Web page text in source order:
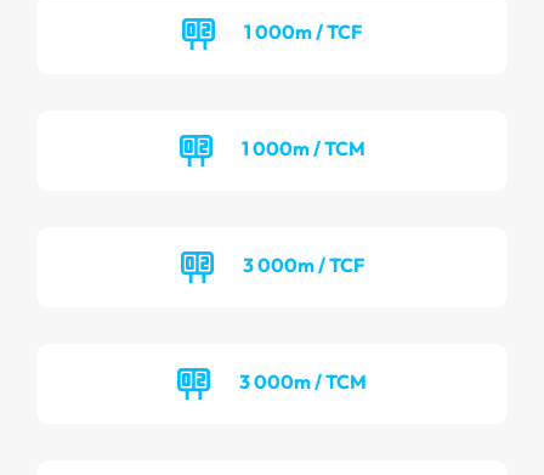
1 000m / TCF
1 000m / TCM
3 000m / TCF
3 000m / TCM